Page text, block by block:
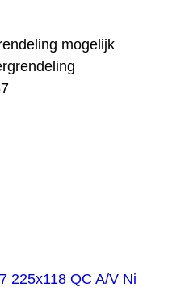
mogelijk
225x118 QC A/V Ni